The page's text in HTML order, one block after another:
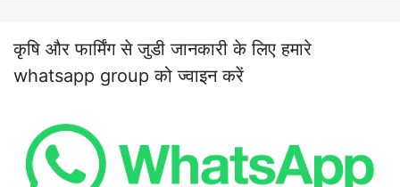
कृषि और फार्मिंग से जुडी जानकारी के लिए हमारे
whatsapp group को ज्वाइन करें